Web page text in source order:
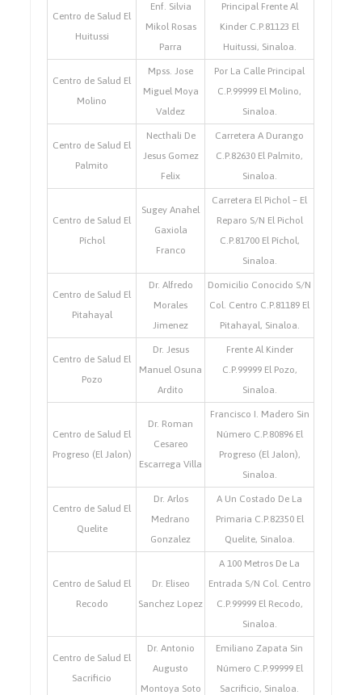
Centro de Salud El
Huitussi
Enf. Silvia
Mikol Rosas
Parra
Principal Frente Al
Kinder C.P.81123 El
Huitussi, Sinaloa.
Centro de Salud El
Molino
Mpss. Jose
Miguel Moya
Valdez
Por La Calle Principal
C.P.99999 El Molino,
Sinaloa.
Centro de Salud El
Palmito
Necthali De
Jesus Gomez
Felix
Carretera A Durango
C.P.82630 El Palmito,
Sinaloa.
Centro de Salud El
Píchol
Sugey Anahel
Gaxiola
Franco
Carretera El Pichol – El
Reparo S/N El Pichol
C.P.81700 El Píchol,
Sinaloa.
Centro de Salud El
Pitahayal
Dr. Alfredo
Morales
Jimenez
Domicilio Conocido S/N
Col. Centro C.P.81189 El
Pitahayal, Sinaloa.
Centro de Salud El
Pozo
Dr. Jesus
Manuel Osuna
Ardito
Frente Al Kinder
C.P.99999 El Pozo,
Sinaloa.
Centro de Salud El
Progreso (El Jalon)
Dr. Roman
Cesareo
Escarrega Villa
Francisco I. Madero Sin
Número C.P.80896 El
Progreso (El Jalon),
Sinaloa.
Centro de Salud El
Quelite
Dr. Arlos
Medrano
Gonzalez
A Un Costado De La
Primaria C.P.82350 El
Quelite, Sinaloa.
Centro de Salud El
Recodo
Dr. Eliseo
Sanchez Lopez
A 100 Metros De La
Entrada S/N Col. Centro
C.P.99999 El Recodo,
Sinaloa.
Centro de Salud El
Sacrificio
Dr. Antonio
Augusto
Montoya Soto
Emiliano Zapata Sin
Número C.P.99999 El
Sacrificio, Sinaloa.